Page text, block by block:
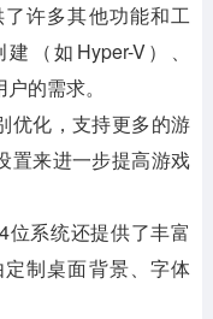
了许多其他功能和工
（如Hyper-V）、
的需求。
优化，支持更多的游
置来进一步提高游戏
位系统还提供了丰富
制桌面背景、字体